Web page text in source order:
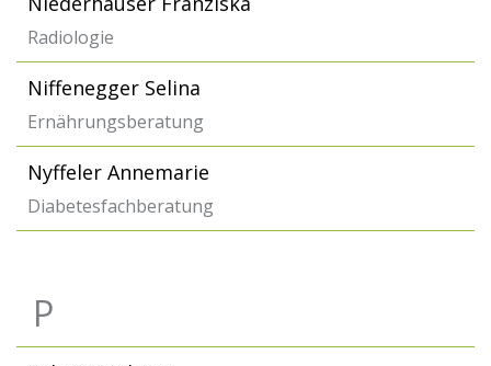
Radiologie
Niffenegger Selina
Ernährungsberatung
Nyffeler Annemarie
Diabetesfachberatung
P